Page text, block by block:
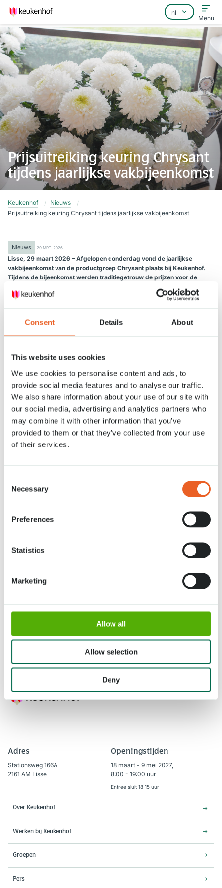
Consent Details About
This website uses cookies
We use cookies to personalise content and ads, to
provide social media features and to analyse our traffic.
We also share information about your use of our site with
our social media, advertising and analytics partners who
may combine it with other information that you’ve
provided to them or that they’ve collected from your use
of their services.
Selection
Necessary
Preferences
Statistics
Marketing
Allow all
Allow selection
Deny
Home
Veelgestelde vragen
Contact
Menu
Prijsuitreiking keuring Chrysant
tijdens jaarlijkse vakbijeenkomst
Keukenhof
Nieuws
Prijsuitreiking keuring Chrysant tijdens jaarlijkse vakbijeenkomst
Nieuws 29 MRT. 2026
Lisse, 29 maart 2026 – Afgelopen donderdag vond de jaarlijkse
vakbijeenkomst van de productgroep Chrysant plaats bij Keukenhof.
Tijdens de bijeenkomst werden traditiegetrouw de prijzen voor de
Chrysant ‘Elison Sweet’ van Santini Kwekerij Richard van Schie (VannoVa)
De eerste prijs Chrysant Tros 2026 werd uitgereikt aan de chrysant
De eerste prijs Chrysant Pluis 2026 is in de wacht gesleept door
Decorum/Arcadia voor hun chrysant ‘Magnum’. Zij wonnen overtuigend
Decorum/Arcadia ging er dit jaar ook vandoor met de Vakprijs Chrysant
2026. De Vakprijs werd dit jaar voor het eerst samen uitgereikt met de
Leo Middelburg trofee. Deze wisselbeker zal vanaf dit jaar elk jaar
opnieuw uitgereikt worden.
De chrysantenshow in Keukenhof is nog tot en met dinsdag 31 maart te
Adres
Stationsweg 166A
2161 AM Lisse
Openingstijden
18 maart - 9 mei 2027,
8:00 - 19:00 uur
Entree sluit 18:15 uur
Over Keukenhof
Werken bij Keukenhof
Groepen
Pers